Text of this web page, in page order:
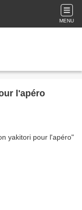
MENU
l'apéro